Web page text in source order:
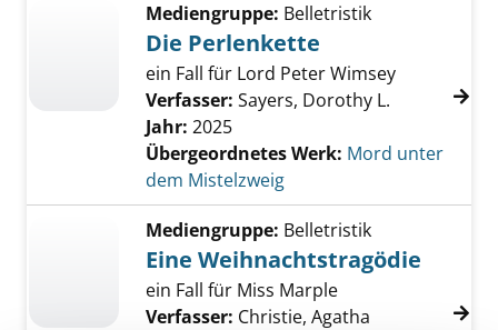
Mediengruppe: Belletristik
Die Perlenkette
ein Fall für Lord Peter Wimsey
Verfasser: Sayers, Dorothy L.
Jahr: 2025
Übergeordnetes Werk: Mord unter
dem Mistelzweig
Mediengruppe: Belletristik
Eine Weihnachtstragödie
ein Fall für Miss Marple
Verfasser: Christie, Agatha